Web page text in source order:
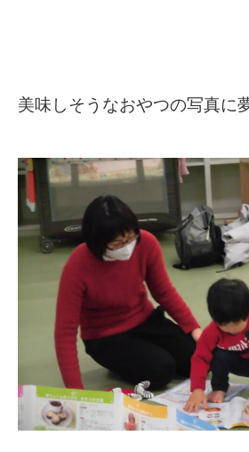
美味しそうなおやつの写真に